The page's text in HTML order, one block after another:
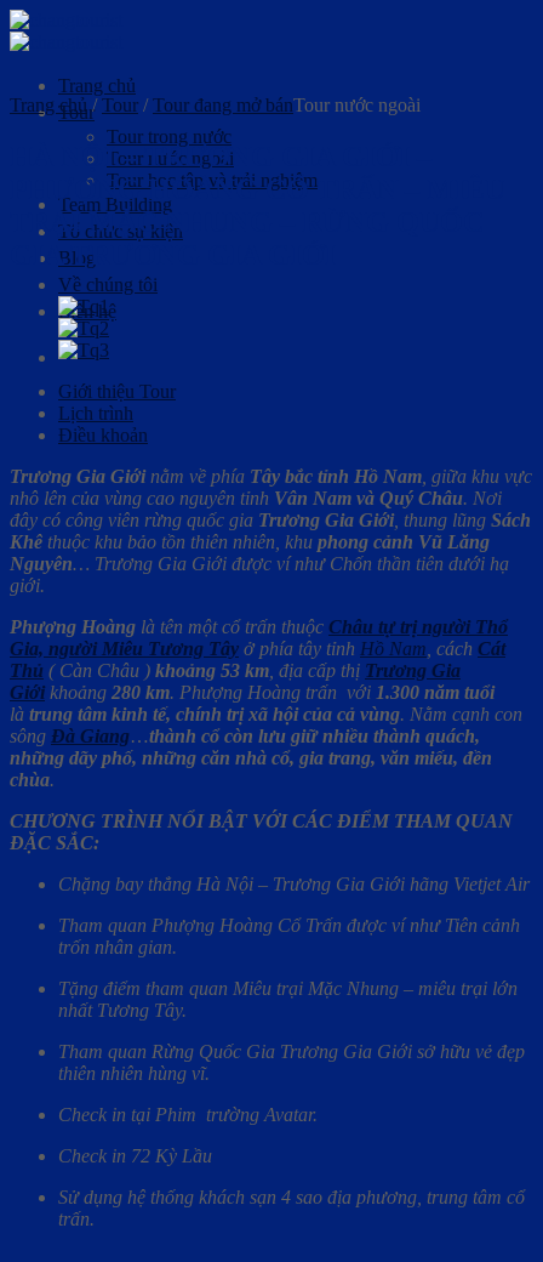
Skip
to
Trang chủ
Tour
Tour trong nước
Tour nước ngoài
Tour học tập và trải nghiệm
Team Building
Tổ chức sự kiện
Blog
Về chúng tôi
Liên hệ
Trang chủ / Tour / Tour đang mở bánTour nước ngoài
HÀ NỘI – TRƯƠNG GIA GIỚI –
PHƯỢNG HOÀNG CỔ TRẤN – MIÊU
TRẠI MẶC NHUNG – RỪNG QUỐC
GIA TRƯƠNG GIA GIỚI
Giới thiệu Tour
Lịch trình
Điều khoản
Trương Gia Giớinằm về phía Tây bắc tỉnh Hồ Nam , giữa khu vực
nhô lên của vùng cao nguyên tỉnh Vân Nam và Quý Châu. Nơi
đây có công viên rừng quốc gia Trương Gia Giới, thung lũng Sách
Khê thuộc khu bảo tồn thiên nhiên, khu phong cảnh Vũ Lăng
Nguyên… Trương Gia Giới được ví như Chốn thần tiên dưới hạ
giới.
Phượng Hoàng là tên một cổ trấn thuộc Châu tự trị người Thổ
Gia, người Miêu Tương Tây ở phía tây tỉnh Hồ Nam , cách Cát
Thủ ( Càn Châu ) khoảng 53 km , địa cấp thị Trương Gia
Giới khoảng 280 km. Phượng Hoàng trấn với 1.300 năm tuổi
là trung tâm kinh tế, chính trị xã hội của cả vùng. Nằm cạnh con
sông Đà Giang…thành cổ còn lưu giữ nhiều thành quách,
những dãy phố, những căn nhà cổ, gia trang, văn miếu, đền
chùa.
CHƯƠNG TRÌNH NỔI BẬT VỚI CÁC ĐIỂM THAM QUAN
ĐẶC SẮC:
Chặng bay thẳng Hà Nội – Trương Gia Giới hãng Vietjet Air
Tham quan Phượng Hoàng Cổ Trấn được ví như Tiên cảnh
trốn nhân gian.
Tặng điểm tham quan Miêu trại Mặc Nhung – miêu trại lớn
nhất Tương Tây.
Tham quan Rừng Quốc Gia Trương Gia Giới sở hữu vẻ đẹp
thiên nhiên hùng vĩ.
Check in tại Phim trường Avatar.
Check in 72 Kỳ Lầu
Sử dụng hệ thống khách sạn 4 sao địa phương, trung tâm cổ
trấn.